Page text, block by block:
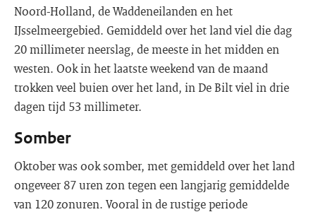
Noord-Holland, de Waddeneilanden en het
IJsselmeergebied. Gemiddeld over het land viel die dag
20 millimeter neerslag, de meeste in het midden en
westen. Ook in het laatste weekend van de maand
trokken veel buien over het land, in De Bilt viel in drie
dagen tijd 53 millimeter.
Somber
Oktober was ook somber, met gemiddeld over het land
ongeveer 87 uren zon tegen een langjarig gemiddelde
van 120 zonuren. Vooral in de rustige periode